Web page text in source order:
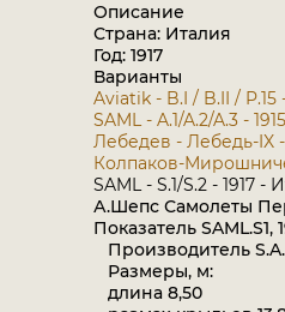
Описание
Страна: Италия
Год: 1917
Варианты
Aviatik - B.I / B.II / P.15
SAML - A.1/A.2/A.3 -
Лебедев - Лебедь-IX -
Колпаков-
SAML - S.1/S.2 - 1917 -
А.Шепс Самолеты
Показатель SAML.S1,
Производитель
Размеры, м:
длина 8,50